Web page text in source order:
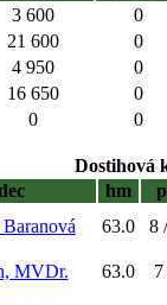
3 600
0
21 600
0
4 950
0
16 650
0
0 0
Dostihová
hm
63.0 8
MVDr. 63.0